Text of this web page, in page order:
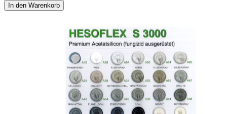
In den Warenkorb